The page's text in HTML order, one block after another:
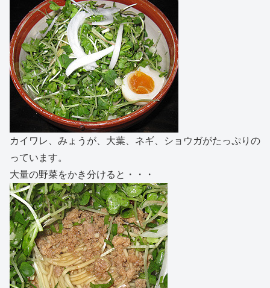
カイワレ、みょうが、大葉、ネギ、ショウガがたっぷりの
っています。
大量の野菜をかき分けると・・・